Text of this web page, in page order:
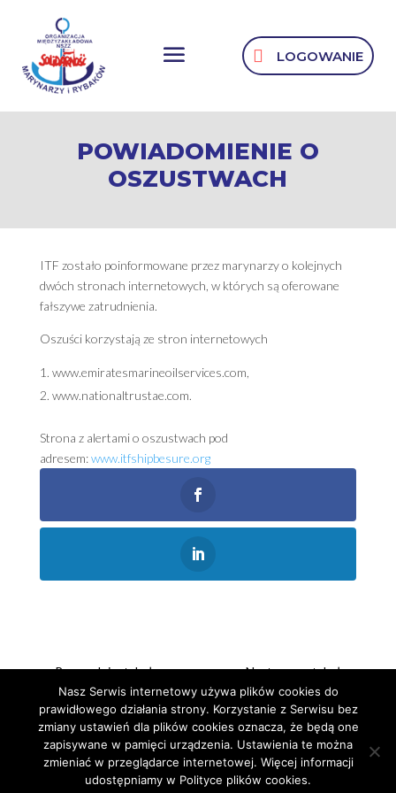
LOGOWANIE
POWIADOMIENIE O
OSZUSTWACH
ITF zostało poinformowane przez marynarzy o kolejnych
dwóch stronach internetowych, w których są oferowane
fałszywe zatrudnienia.
Oszuści korzystają ze stron internetowych
www.emiratesmarineoilservices.com,
www.nationaltrustae.com.
Strona z alertami o oszustwach pod
adresem:www.itfshipbesure.org
←Poprzedni artykuł Następny artykuł→
Nasz Serwis internetowy używa plików cookies do
prawidłowego działania strony. Korzystanie z Serwisu bez
zmiany ustawień dla plików cookies oznacza, że będą one
zapisywane w pamięci urządzenia. Ustawienia te można
zmieniać w przeglądarce internetowej. Więcej informacji
udostępniamy w Polityce plików cookies.